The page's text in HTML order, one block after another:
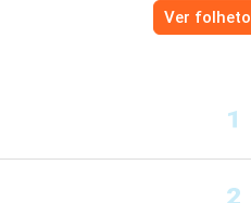
Ver folheto